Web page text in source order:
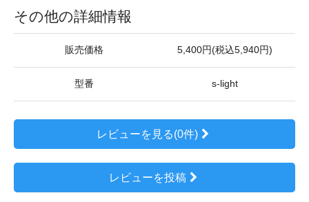
その他の詳細情報
販売価格 5,400円(税込5,940円)
型番 s-light
レビューを見る(0件)
レビューを投稿